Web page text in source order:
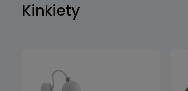
Kinkiety